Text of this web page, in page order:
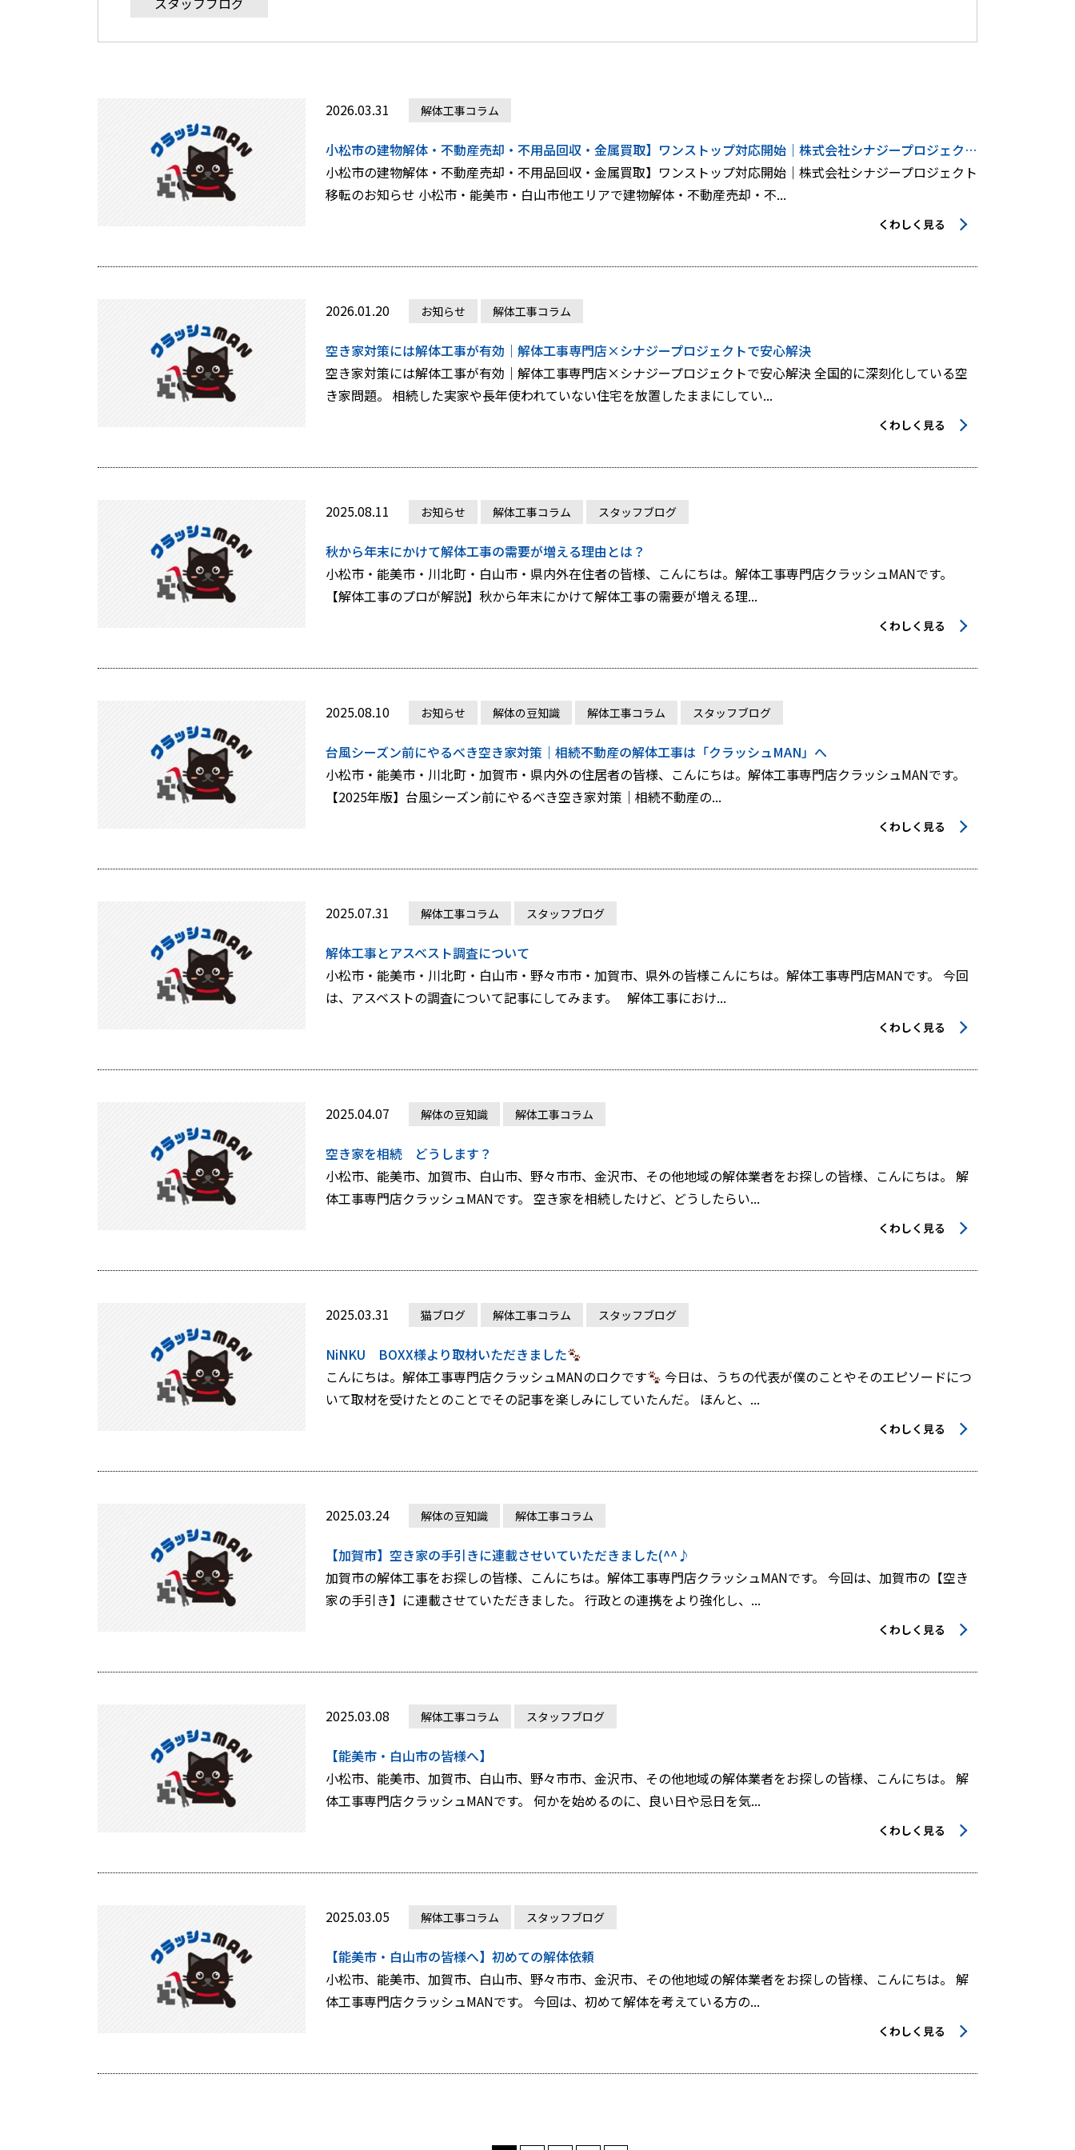
2026.03.31 解体工事コラム
小松市の建物解体・不動産売却・不用品回収・金属買取】ワンストップ対応開始｜株式会社シナジープロジェクト移転のお知らせ
小松市の建物解体・不動産売却・不用品回収・金属買取】ワンストップ対応開始｜株式会社シナジープロジェクト
移転のお知らせ 小松市・能美市・白山市他エリアで建物解体・不動産売却・不...
くわしく見る
2026.01.20 お知らせ 解体工事コラム
空き家対策には解体工事が有効｜解体工事専門店×シナジープロジェクトで安心解決
空き家対策には解体工事が有効｜解体工事専門店×シナジープロジェクトで安心解決 全国的に深刻化している空
き家問題。 相続した実家や長年使われていない住宅を放置したままにしてい...
くわしく見る
2025.08.11 お知らせ 解体工事コラム スタッフブログ
秋から年末にかけて解体工事の需要が増える理由とは？
小松市・能美市・川北町・白山市・県内外在住者の皆様、こんにちは。解体工事専門店クラッシュMANです。
【解体工事のプロが解説】秋から年末にかけて解体工事の需要が増える理...
くわしく見る
2025.08.10 お知らせ 解体の豆知識 解体工事コラム スタッフブログ
台風シーズン前にやるべき空き家対策｜相続不動産の解体工事は「クラッシュMAN」へ
小松市・能美市・川北町・加賀市・県内外の住居者の皆様、こんにちは。解体工事専門店クラッシュMANです。
【2025年版】台風シーズン前にやるべき空き家対策｜相続不動産の...
くわしく見る
2025.07.31 解体工事コラム スタッフブログ
解体工事とアスベスト調査について
小松市・能美市・川北町・白山市・野々市市・加賀市、県外の皆様こんにちは。解体工事専門店MANです。 今回
は、アスベストの調査について記事にしてみます。 解体工事におけ...
くわしく見る
2025.04.07 解体の豆知識 解体工事コラム
空き家を相続 どうします？
小松市、能美市、加賀市、白山市、野々市市、金沢市、その他地域の解体業者をお探しの皆様、こんにちは。 解
体工事専門店クラッシュMANです。 空き家を相続したけど、どうしたらい...
くわしく見る
2025.03.31 猫ブログ 解体工事コラム スタッフブログ
NiNKU BOXX様より取材いただきました
こんにちは。解体工事専門店クラッシュMANのロクです
今日は、うちの代表が僕のことやそのエピソードにつ
いて取材を受けたとのことでその記事を楽しみにしていたんだ。 ほんと、...
くわしく見る
2025.03.24 解体の豆知識 解体工事コラム
【加賀市】空き家の手引きに連載させいていただきました(^^♪
加賀市の解体工事をお探しの皆様、こんにちは。解体工事専門店クラッシュMANです。 今回は、加賀市の【空き
家の手引き】に連載させていただきました。 行政との連携をより強化し、...
くわしく見る
2025.03.08 解体工事コラム スタッフブログ
【能美市・白山市の皆様へ】
小松市、能美市、加賀市、白山市、野々市市、金沢市、その他地域の解体業者をお探しの皆様、こんにちは。 解
体工事専門店クラッシュMANです。 何かを始めるのに、良い日や忌日を気...
くわしく見る
2025.03.05 解体工事コラム スタッフブログ
【能美市・白山市の皆様へ】初めての解体依頼
小松市、能美市、加賀市、白山市、野々市市、金沢市、その他地域の解体業者をお探しの皆様、こんにちは。 解
体工事専門店クラッシュMANです。 今回は、初めて解体を考えている方の...
くわしく見る